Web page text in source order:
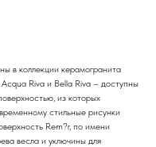
в коллекции керамогранита
Riva и Bella Riva – доступны
из которых
стильные рисунки
Rem?r, по имени
весла и уключины для